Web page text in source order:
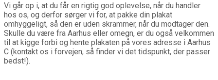
Vi går op i, at du får en rigtig god oplevelse, når du handler
hos os, og derfor sørger vi for, at pakke din plakat
omhyggeligt, så den er uden skrammer, når du modtager den.
Skulle du være fra Aarhus eller omegn, er du også velkommen
til at kigge forbi og hente plakaten på vores adresse i Aarhus
C (kontakt os i forvejen, så finder vi det tidspunkt, der passer
bedst!).